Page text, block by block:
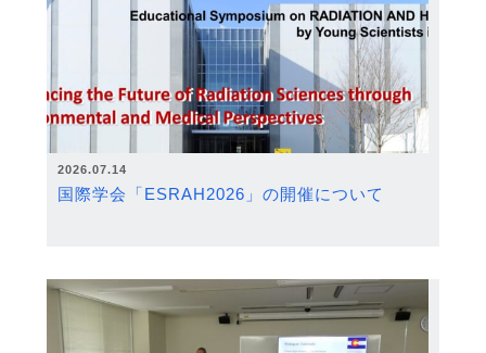
2026.07.14
国際学会「ESRAH2026」の開催について